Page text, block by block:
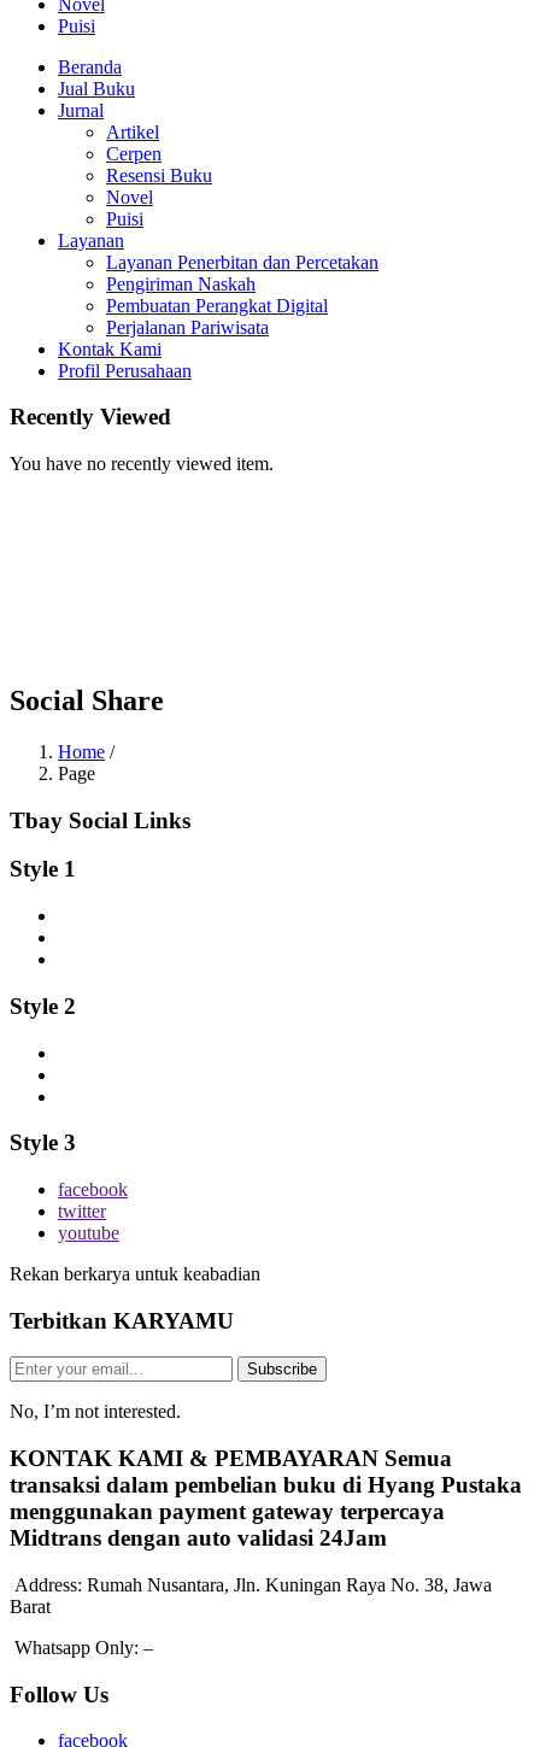
Puisi
Beranda
Jual Buku
Jurnal
Artikel
Cerpen
Resensi Buku
Novel
Puisi
Layanan
Layanan Penerbitan dan Percetakan
Pengiriman Naskah
Pembuatan Perangkat Digital
Perjalanan Pariwisata
Kontak Kami
Profil Perusahaan
Recently Viewed
You have no recently viewed item.
Social Share
Home /
Page
Tbay Social Links
Style 1
Style 2
Style 3
facebook
twitter
youtube
Rekan berkarya untuk keabadian
Terbitkan KARYAMU
Subscribe
No, I’m not interested.
KONTAK KAMI & PEMBAYARAN Semua
transaksi dalam pembelian buku di Hyang Pustaka
menggunakan payment gateway terpercaya
Midtrans dengan auto validasi 24Jam
Address: Rumah Nusantara, Jln. Kuningan Raya No. 38, Jawa
Barat
Whatsapp Only: –
Follow Us
facebook